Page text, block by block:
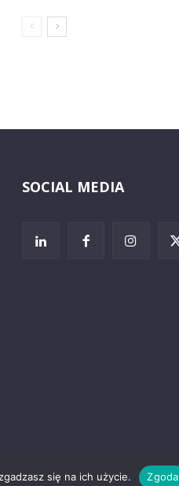
SOCIAL MEDIA
się na ich użycie. Zgoda